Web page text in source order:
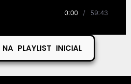
0:00 / 59:43
PLAYLIST INICIAL